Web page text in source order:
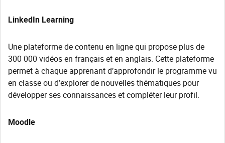
LinkedIn Learning
Une plateforme de contenu en ligne qui propose plus de
300 000 vidéos en français et en anglais. Cette plateforme
permet à chaque apprenant d’approfondir le programme vu
en classe ou d’explorer de nouvelles thématiques pour
développer ses connaissances et compléter leur profil.
Moodle